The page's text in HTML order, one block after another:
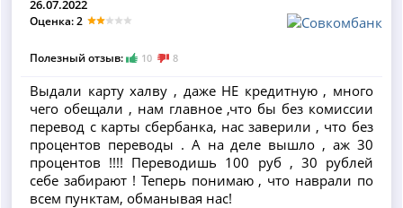
26.07.2022
Оценка: 2
Полезный отзыв: 10 8
Выдали карту халву , даже НЕ кредитную , много
чего обещали , нам главное ,что бы без комиссии
перевод с карты сбербанка, нас заверили , что без
процентов переводы . А на деле вышло , аж 30
процентов !!!! Переводишь 100 руб , 30 рублей
себе забирают ! Теперь понимаю , что наврали по
всем пунктам, обманывая нас!